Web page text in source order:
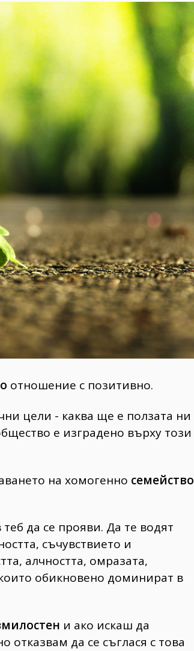
отношение с позитивно.
цели - каква ще е ползата ни
е изградено върху този
на хомогенно семейство
да се прояви. Да те водят
съчувствието и
алчността, омразата,
обикновено доминират в
и ако искаш да
да се съглася с това